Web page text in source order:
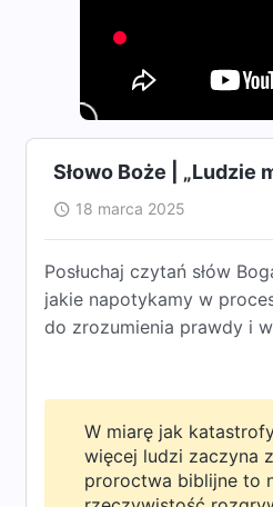
Słowo Boże | „Ludzie
18 marca 2025
Posłuchaj czytań słów
jakie napotykamy w
do zrozumienia prawdy i
W miarę jak
więcej ludzi zaczyna
proroctwa biblijne to